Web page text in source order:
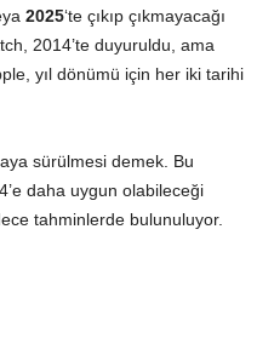
2025‘te çıkıp çıkmayacağı
2014’te duyuruldu, ama
yıl dönümü için her iki tarihi
sürülmesi demek. Bu
daha uygun olabileceği
tahminlerde bulunuluyor.